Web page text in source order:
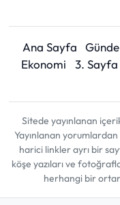
Ana Sayfa
Ekonomi
3. Sayfa
Sitede yayınlanan
Yayınlanan
harici linkler ayrı bir
köşe yazıları ve
herhangi bir